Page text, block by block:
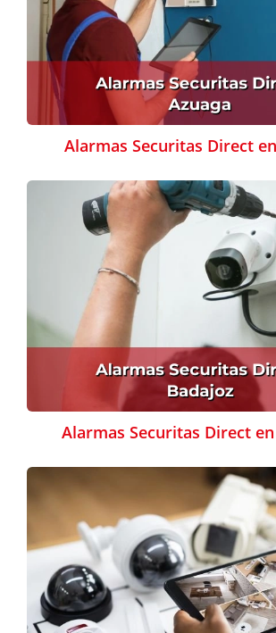
Alarmas Securitas Direct
Alarmas Securitas Direct